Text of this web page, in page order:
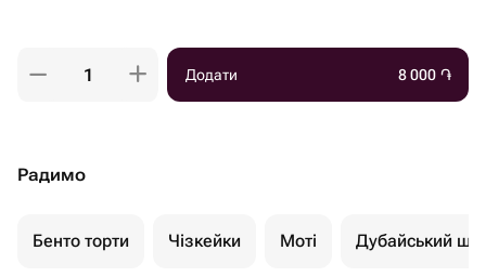
Додати 8 000 ֏
Радимо
Бенто торти Чізкейки Моті Дубайський